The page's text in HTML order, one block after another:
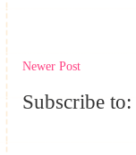
Newer Post
Subscribe to: